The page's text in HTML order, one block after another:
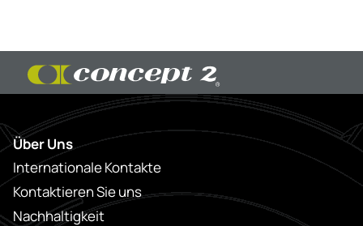
Über Uns
Internationale Kontakte
Kontaktieren Sie uns
Nachhaltigkeit